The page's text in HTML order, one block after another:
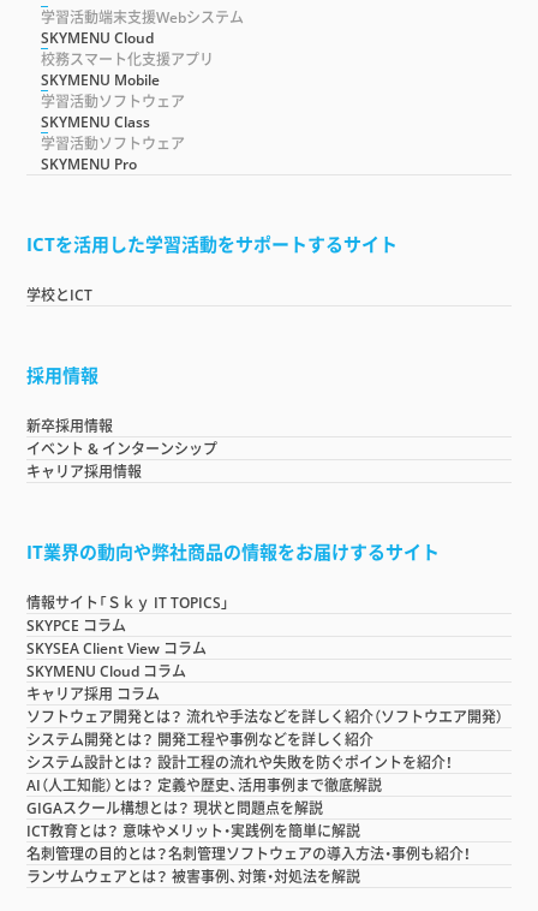
学習活動端末支援Webシステム
SKYMENU Cloud
校務スマート化支援アプリ
SKYMENU Mobile
学習活動ソフトウェア
SKYMENU Class
学習活動ソフトウェア
SKYMENU Pro
ICTを活用した学習活動をサポートするサイト
学校とICT
採用情報
新卒採用情報
イベント & インターンシップ
キャリア採用情報
IT業界の動向や弊社商品の情報をお届けするサイト
情報サイト「Ｓｋｙ IT TOPICS」
SKYPCE コラム
SKYSEA Client View コラム
SKYMENU Cloud コラム
キャリア採用 コラム
ソフトウェア開発とは？ 流れや手法などを詳しく紹介（ソフトウエア開発）
システム開発とは？ 開発工程や事例などを詳しく紹介
システム設計とは？ 設計工程の流れや失敗を防ぐポイントを紹介！
AI（人工知能）とは？ 定義や歴史、活用事例まで徹底解説
GIGAスクール構想とは？ 現状と問題点を解説
ICT教育とは？ 意味やメリット・実践例を簡単に解説
名刺管理の目的とは？名刺管理ソフトウェアの導入方法・事例も紹介！
ランサムウェアとは？ 被害事例、対策・対処法を解説